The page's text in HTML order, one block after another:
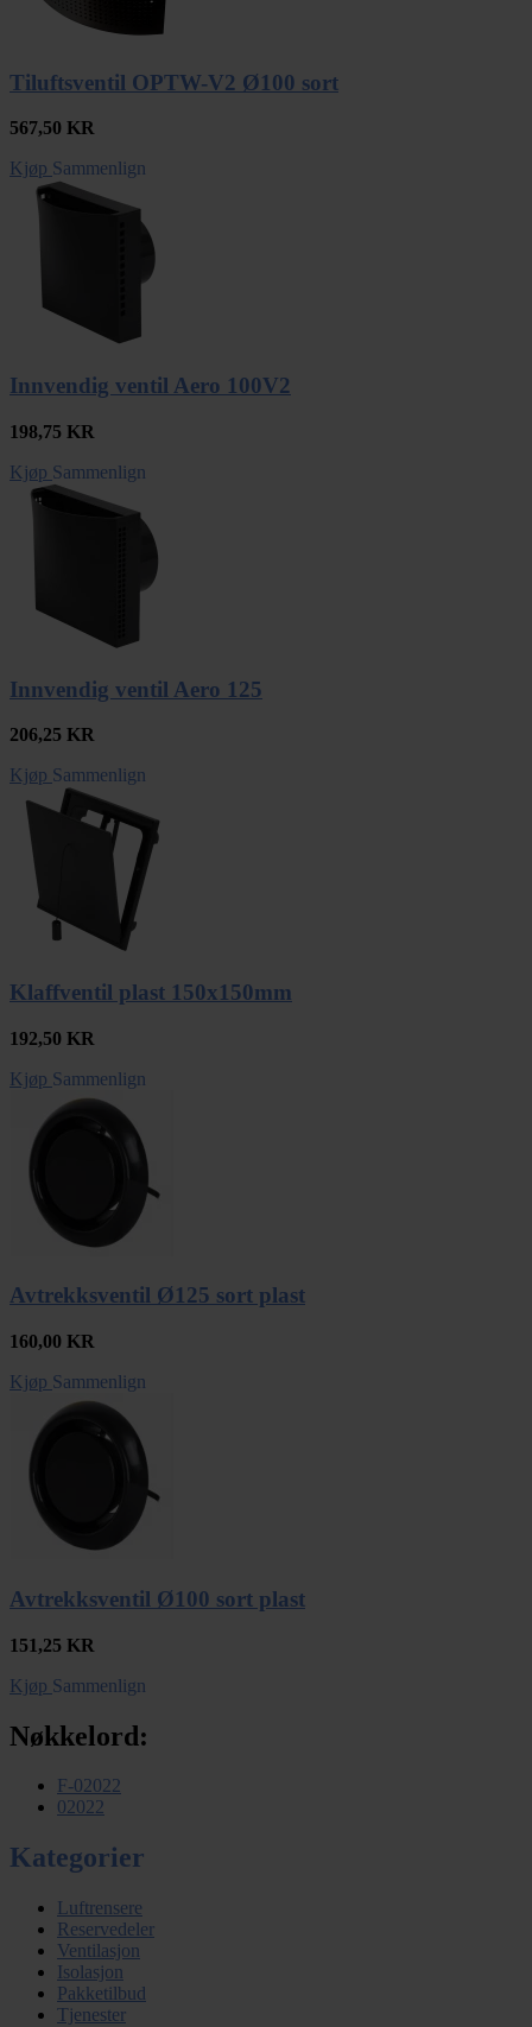
Tiluftsventil OPTW-V2 Ø100 sort
567,50 KR
Kjøp Sammenlign
Innvendig ventil Aero 100V2
198,75 KR
Kjøp Sammenlign
Innvendig ventil Aero 125
206,25 KR
Kjøp Sammenlign
Klaffventil plast 150x150mm
192,50 KR
Kjøp Sammenlign
Avtrekksventil Ø125 sort plast
160,00 KR
Kjøp Sammenlign
Avtrekksventil Ø100 sort plast
151,25 KR
Kjøp Sammenlign
Nøkkelord:
F-02022
02022
Kategorier
Luftrensere
Reservedeler
Ventilasjon
Isolasjon
Pakketilbud
Tjenester